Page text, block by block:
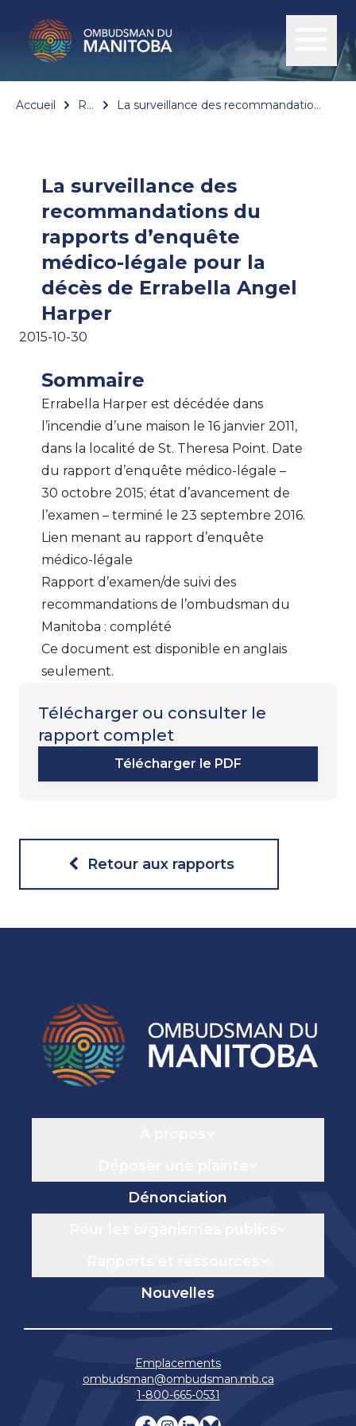
Accueil Rapports La surveillance des recommandations du rapports d’enquête médico-légale pour la décès de Errabella Angel Harper
La surveillance des
recommandations du
rapports d’enquête
médico-légale pour la
décès de Errabella Angel
Harper
2015-10-30
Sommaire
Errabella Harper est décédée dans
l’incendie d’une maison le 16 janvier 2011,
dans la localité de St. Theresa Point. Date
du rapport d’enquête médico-légale –
30 octobre 2015; état d’avancement de
l’examen – terminé le 23 septembre 2016.
Lien menant au rapport d’enquête
médico-légale
Rapport d’examen/de suivi des
recommandations de l’ombudsman du
Manitoba : complété
Ce document est disponible en anglais
seulement.
Télécharger ou consulter le
rapport complet
Télécharger le PDF
Retour aux rapports
Dénonciation
Nouvelles
Emplacements
ombudsman@ombudsman.mb.ca
1-800-665-0531